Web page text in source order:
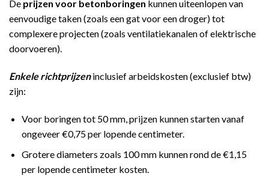
De prijzen voor betonboringen kunnen uiteenlopen van
eenvoudige taken (zoals een gat voor een droger) tot
complexere projecten (zoals ventilatiekanalen of elektrische
doorvoeren).
Enkele richtprijzeninclusief arbeidskosten (exclusief btw)
zijn:
Voor boringen tot 50 mm, prijzen kunnen starten vanaf
ongeveer €0,75 per lopende centimeter.
Grotere diameters zoals 100 mm kunnen rond de €1,15
per lopende centimeter kosten.